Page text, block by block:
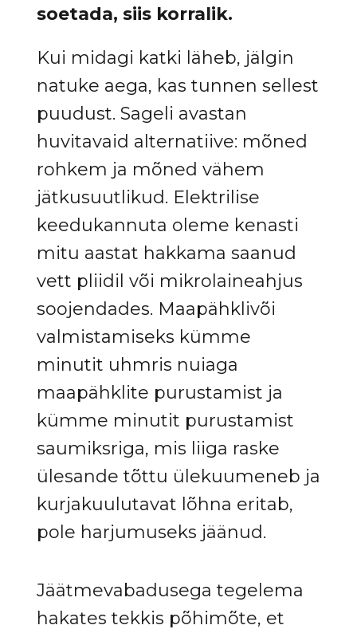
soetada, siis korralik.
Kui midagi katki läheb, jälgin
natuke aega, kas tunnen sellest
puudust. Sageli avastan
huvitavaid alternatiive: mõned
rohkem ja mõned vähem
jätkusuutlikud. Elektrilise
keedukannuta oleme kenasti
mitu aastat hakkama saanud
vett pliidil või mikrolaineahjus
soojendades. Maapähklivõi
valmistamiseks kümme
minutit uhmris nuiaga
maapähklite purustamist ja
kümme minutit purustamist
saumiksriga, mis liiga raske
ülesande tõttu ülekuumeneb ja
kurjakuulutavat lõhna eritab,
pole harjumuseks jäänud.
Jäätmevabadusega tegelema
hakates tekkis põhimõte, et